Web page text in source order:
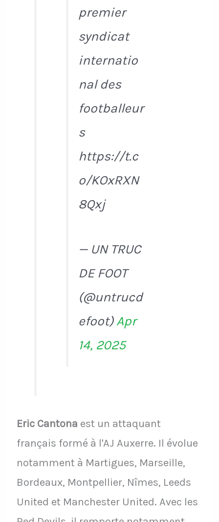
premier
syndicat
internatio
nal des
footballeur
s
https://t.c
o/KOxRXN
8Qxj
— UN TRUC
DE FOOT
(@untrucd
efoot)Apr
14, 2025
Eric Cantona est un attaquant
français formé à l'AJ Auxerre. Il évolue
notamment à Martigues, Marseille,
Bordeaux, Montpellier, Nîmes, Leeds
United et Manchester United. Avec les